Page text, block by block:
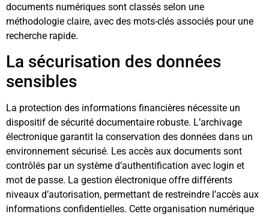
documents numériques sont classés selon une
méthodologie claire, avec des mots-clés associés pour une
recherche rapide.
La sécurisation des données
sensibles
La protection des informations financières nécessite un
dispositif de sécurité documentaire robuste. L’archivage
électronique garantit la conservation des données dans un
environnement sécurisé. Les accès aux documents sont
contrôlés par un système d’authentification avec login et
mot de passe. La gestion électronique offre différents
niveaux d’autorisation, permettant de restreindre l’accès aux
informations confidentielles. Cette organisation numérique